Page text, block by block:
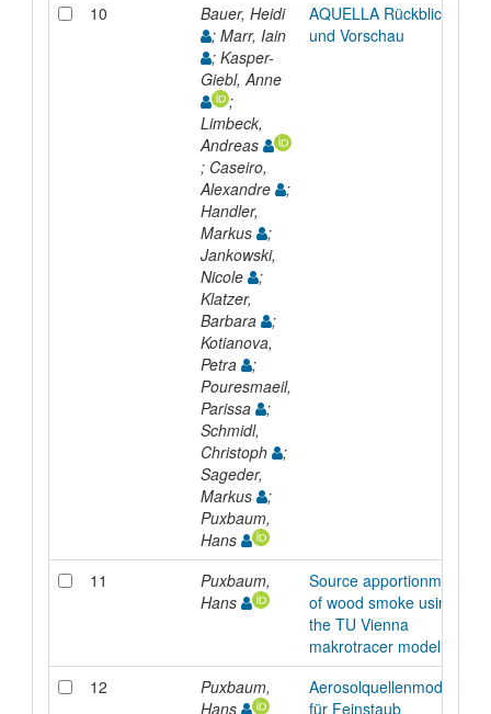
10
Bauer, Heidi
; Marr, Iain
; Kasper-
Giebl, Anne
;
Limbeck,
Andreas
; Caseiro,
Alexandre
;
Handler,
Markus
;
Jankowski,
Nicole
;
Klatzer,
Barbara
;
Kotianova,
Petra
;
Pouresmaeil,
Parissa
;
Schmidl,
Christoph
;
Sageder,
Markus
;
Puxbaum,
Hans
AQUELLA Rückblick
und Vorschau
11
Puxbaum,
Hans
Source apportionment
of wood smoke using
the TU Vienna
makrotracer model
12
Puxbaum,
Hans
Aerosolquellenmodelle
für Feinstaub